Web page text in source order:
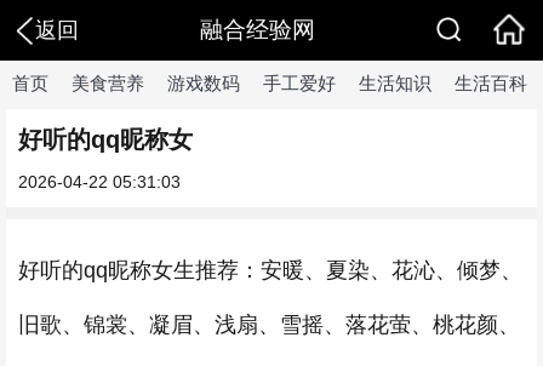
返回 融合经验网
首页 美食营养 游戏数码 手工爱好 生活知识 生活百科
好听的qq昵称女
2026-04-22 05:31:03
好听的qq昵称女生推荐：安暖、夏染、花沁、倾梦、
旧歌、锦裳、凝眉、浅扇、雪摇、落花萤、桃花颜、